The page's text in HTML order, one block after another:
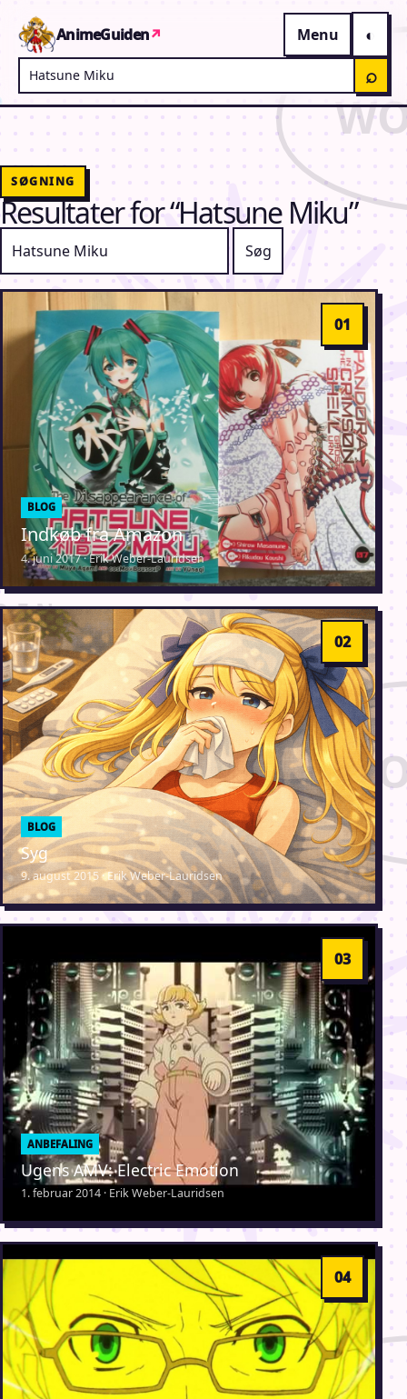
AnimeGuiden↗
Menu
Søg på AnimeGuiden
⌕
SØGNING
Resultater for “Hatsune Miku”
BLOG
Indkøb fra Amazon
4. juni 2017 · Erik Weber-Lauridsen
BLOG
Syg
9. august 2015 · Erik Weber-Lauridsen
ANBEFALING
Ugens AMV: Electric Emotion
1. februar 2014 · Erik Weber-Lauridsen